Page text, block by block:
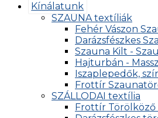
Kínálatunk
SZAUNA textíliák
Fehér Vászon
Darázsfészkes
Szauna Kilt -
Hajturbán -
Iszaplepedők,
Frottír
SZÁLLODAI textília
Frottír Törölköző